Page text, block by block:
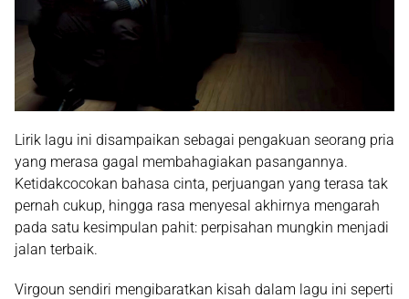
Lirik lagu ini disampaikan sebagai pengakuan seorang pria
yang merasa gagal membahagiakan pasangannya.
Ketidakcocokan bahasa cinta, perjuangan yang terasa tak
pernah cukup, hingga rasa menyesal akhirnya mengarah
pada satu kesimpulan pahit: perpisahan mungkin menjadi
jalan terbaik.
Virgoun sendiri mengibaratkan kisah dalam lagu ini seperti